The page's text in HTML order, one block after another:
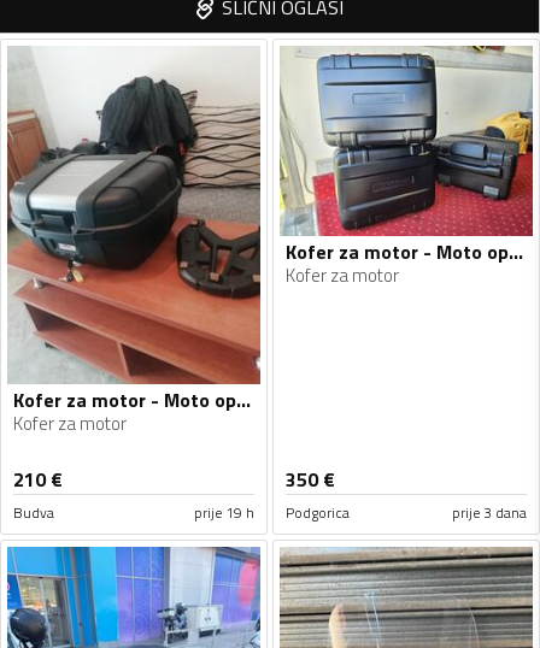
SLIČNI OGLASI
Kofer za motor - Moto oprema
Kofer za motor
210€
Budva prije 19 h
Kofer za motor - Moto oprema
Kofer za motor
350€
Podgorica prije 3 dana